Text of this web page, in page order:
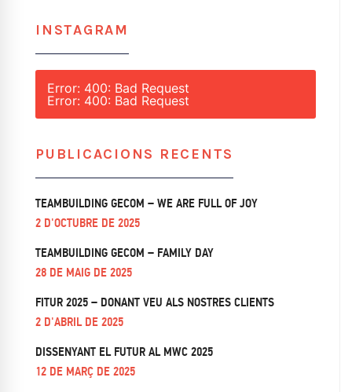
INSTAGRAM
Error: 400: Bad Request
Error: 400: Bad Request
PUBLICACIONS RECENTS
TEAMBUILDING GECOM – WE ARE FULL OF JOY
2 D'OCTUBRE DE 2025
TEAMBUILDING GECOM – FAMILY DAY
28 DE MAIG DE 2025
FITUR 2025 – DONANT VEU ALS NOSTRES CLIENTS
2 D'ABRIL DE 2025
DISSENYANT EL FUTUR AL MWC 2025
12 DE MARÇ DE 2025